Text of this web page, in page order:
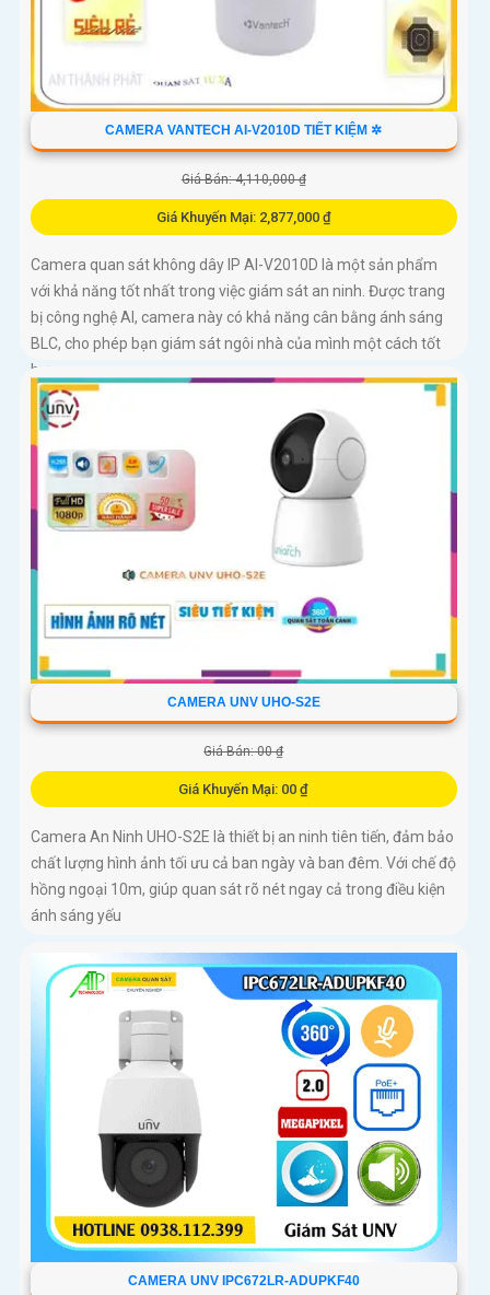
CAMERA VANTECH AI-V2010D TIẾT KIỆM ✲
Giá Bán: 4,110,000 ₫
Giá Khuyến Mại: 2,877,000 ₫
Camera quan sát không dây IP AI-V2010D là một sản phẩm
với khả năng tốt nhất trong việc giám sát an ninh. Được trang
bị công nghệ AI, camera này có khả năng cân bằng ánh sáng
BLC, cho phép bạn giám sát ngôi nhà của mình một cách tốt
hơn
CAMERA UNV UHO-S2E
Giá Bán: 00 ₫
Giá Khuyến Mại: 00 ₫
Camera An Ninh UHO-S2E là thiết bị an ninh tiên tiến, đảm bảo
chất lượng hình ảnh tối ưu cả ban ngày và ban đêm. Với chế độ
hồng ngoại 10m, giúp quan sát rõ nét ngay cả trong điều kiện
ánh sáng yếu
CAMERA UNV IPC672LR-ADUPKF40